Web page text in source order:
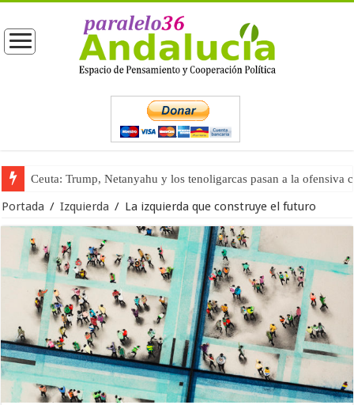
Ceuta: Trump, Netanyahu y los tenoligarcas pasan a la ofensiva
La masificación turística (tercera parte)
Portada / Izquierda / La izquierda que construye el futuro